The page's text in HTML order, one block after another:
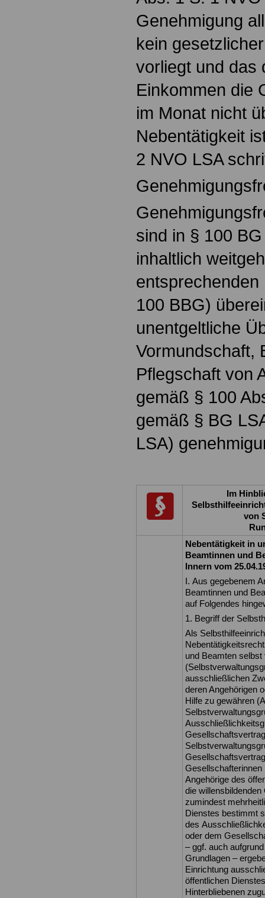
Genehmigung
kein
vorliegt und das
Einkommen die
im Monat nicht
Nebentätigkeit
2 NVO LSA
sind in § 100
inhaltlich
100 BBG)
unentgeltliche
Vormundschaft,
Pflegschaft von
gemäß § 100
gemäß § BG
LSA)
Im
von
Nebentätigkeit in
Beamtinnen und
Innern vom
I. Aus gegebenem
Beamtinnen und
auf Folgendes
1. Begriff der
Als
und Beamten
ausschließlichen
deren Angehörigen
Hilfe zu gewähren
Angehörige des
die
zumindest
Dienstes bestimmt
des
oder dem
– ggf. auch
Grundlagen –
Einrichtung
öffentlichen
Hinterbliebenen